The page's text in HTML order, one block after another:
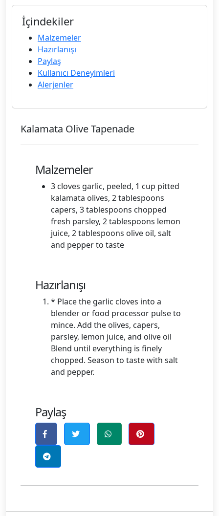
İçindekiler
Malzemeler
Hazırlanışı
Paylaş
Kullanıcı Deneyimleri
Alerjenler
Kalamata Olive Tapenade
Malzemeler
3 cloves garlic, peeled, 1 cup pitted
kalamata olives, 2 tablespoons
capers, 3 tablespoons chopped
fresh parsley, 2 tablespoons lemon
juice, 2 tablespoons olive oil, salt
and pepper to taste
Hazırlanışı
* Place the garlic cloves into a
blender or food processor pulse to
mince. Add the olives, capers,
parsley, lemon juice, and olive oil
Blend until everything is finely
chopped. Season to taste with salt
and pepper.
Paylaş